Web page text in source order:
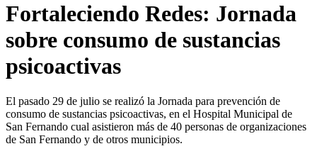
Fortaleciendo Redes: Jornada
sobre consumo de sustancias
psicoactivas
El pasado 29 de julio se realizó la Jornada para prevención de
consumo de sustancias psicoactivas, en el Hospital Municipal de
San Fernando cual asistieron más de 40 personas de organizaciones
de San Fernando y de otros municipios.